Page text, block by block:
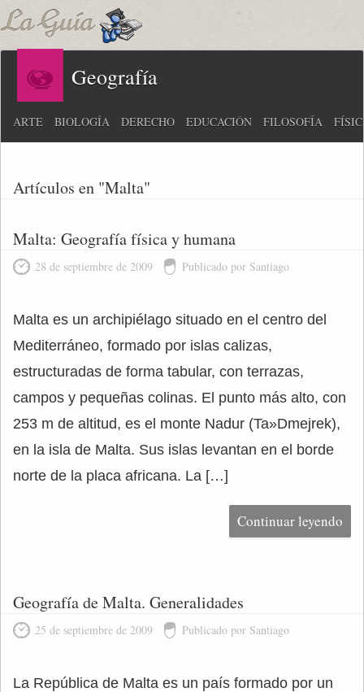
Geografía
ARTE BIOLOGÍA DERECHO EDUCACIÓN FILOSOFÍA
Artículos en "Malta"
Malta: Geografía física y humana
28 de septiembre de 2009 Publicado por Santiago
Malta es un archipiélago situado en el centro del
Mediterráneo, formado por islas calizas,
estructuradas de forma tabular, con terrazas,
campos y pequeñas colinas. El punto más alto, con
253 m de altitud, es el monte Nadur (Ta»Dmejrek),
en la isla de Malta. Sus islas levantan en el borde
norte de la placa africana. La […]
Continuar leyendo
Geografía de Malta. Generalidades
25 de septiembre de 2009 Publicado por Santiago
La República de Malta es un país formado por un